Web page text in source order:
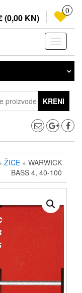
(0,00 KN)
0
KRENI
ŽICE » WARWICK
BASS 4, 40-100